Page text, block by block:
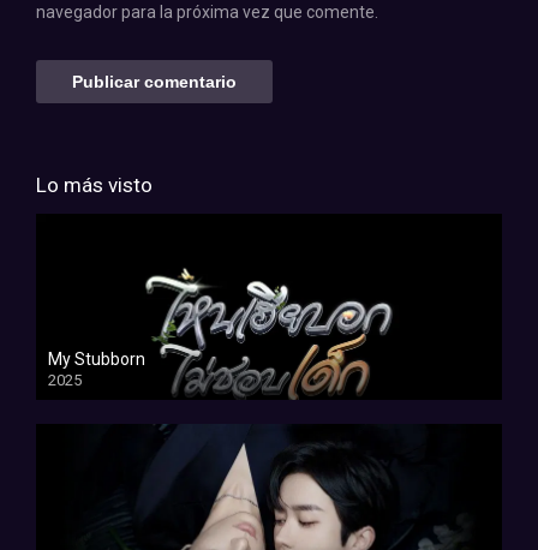
navegador para la próxima vez que comente.
Lo más visto
My Stubborn
2025